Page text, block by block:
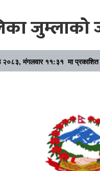
जुम्लाको
२०८३, मंगलवार ११:३१ मा प्रकाशित